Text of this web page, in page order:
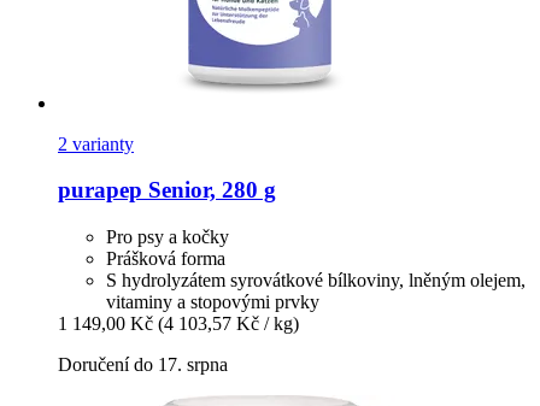
2 varianty
purapep Senior, 280 g
Pro psy a kočky
Prášková forma
S hydrolyzátem syrovátkové bílkoviny, lněným olejem,
vitaminy a stopovými prvky
1 149,00 Kč (4 103,57 Kč / kg)
Doručení do 17. srpna